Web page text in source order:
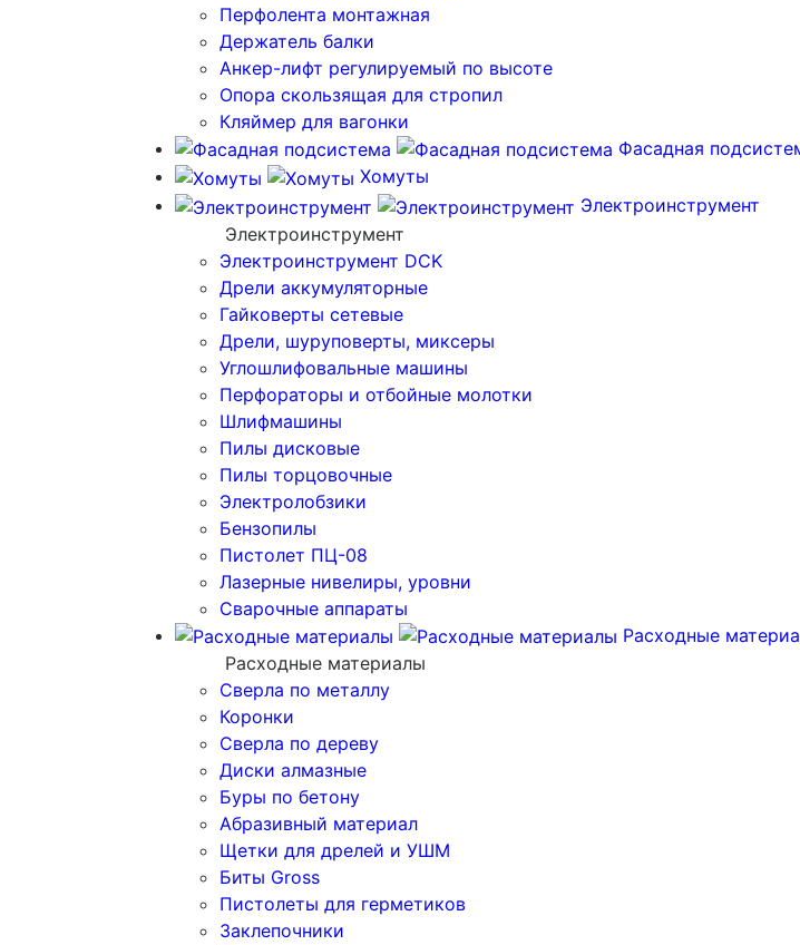
Перфолента монтажная
Держатель балки
Анкер-лифт регулируемый по высоте
Опора скользящая для стропил
Кляймер для вагонки
Фасадная
Хомуты
Электроинструмент
Электроинструмент
Электроинструмент DCK
Дрели аккумуляторные
Гайковерты сетевые
Дрели, шуруповерты, миксеры
Углошлифовальные машины
Перфораторы и отбойные молотки
Шлифмашины
Пилы дисковые
Пилы торцовочные
Электролобзики
Бензопилы
Пистолет ПЦ-08
Лазерные нивелиры, уровни
Сварочные аппараты
Расходные
Расходные материалы
Сверла по металлу
Коронки
Сверла по дереву
Диски алмазные
Буры по бетону
Абразивный материал
Щетки для дрелей и УШМ
Биты Gross
Пистолеты для герметиков
Заклепочники